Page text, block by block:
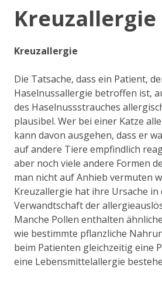
Kreuzallergie
Kreuzallergie
Die Tatsache, dass ein Patient,
Haselnussallergie betroffen ist,
des Haselnussstrauches
plausibel. Wer bei einer Katze
kann davon ausgehen, dass er
auf andere Tiere empfindlich
aber noch viele andere Formen
man nicht auf Anhieb vermuten
Kreuzallergie hat ihre Ursache
Verwandtschaft der
Manche Pollen enthalten
wie bestimmte pflanzliche
beim Patienten gleichzeitig eine
eine Lebensmittelallergie